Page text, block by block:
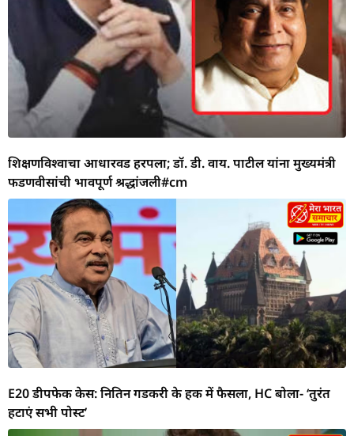
शिक्षणविश्वाचा आधारवड हरपला; डॉ. डी. वाय. पाटील यांना मुख्यमंत्री
फडणवीसांची भावपूर्ण श्रद्धांजली#cm
E20 डीपफेक केस: नितिन गडकरी के हक में फैसला, HC बोला- ‘तुरंत
हटाएं सभी पोस्ट’